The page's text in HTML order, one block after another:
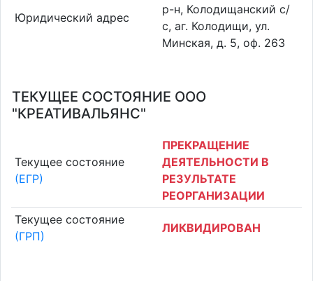
Юридический адрес
р-н, Колодищанский с/
с, аг. Колодищи, ул.
Минская, д. 5, оф. 263
ТЕКУЩЕЕ СОСТОЯНИЕ ООО
"КРЕАТИВАЛЬЯНС"
Текущее состояние
(ЕГР)
ПРЕКРАЩЕНИЕ
ДЕЯТЕЛЬНОСТИ В
РЕЗУЛЬТАТЕ
РЕОРГАНИЗАЦИИ
Текущее состояние
(ГРП)
ЛИКВИДИРОВАН